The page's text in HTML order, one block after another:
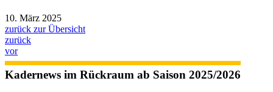
10. März 2025
zurück zur Übersicht
zurück
vor
Kadernews im Rückraum ab Saison 2025/2026